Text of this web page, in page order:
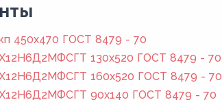
450x470 ГОСТ 8479 - 70
130x520 ГОСТ 8479 - 70
160x520 ГОСТ 8479 - 70
90x140 ГОСТ 8479 - 70